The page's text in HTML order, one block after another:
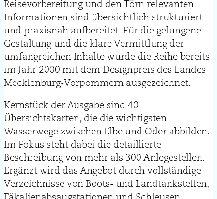
Reisevorbereitung und den Törn relevanten
Informationen sind übersichtlich strukturiert
und praxisnah aufbereitet. Für die gelungene
Gestaltung und die klare Vermittlung der
umfangreichen Inhalte wurde die Reihe bereits
im Jahr 2000 mit dem Designpreis des Landes
Mecklenburg-Vorpommern ausgezeichnet.
Kernstück der Ausgabe sind 40
Übersichtskarten, die die wichtigsten
Wasserwege zwischen Elbe und Oder abbilden.
Im Fokus steht dabei die detaillierte
Beschreibung von mehr als 300 Anlegestellen.
Ergänzt wird das Angebot durch vollständige
Verzeichnisse von Boots- und Landtankstellen,